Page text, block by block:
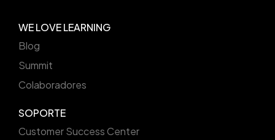
WE LOVE LEARNING
Blog
Summit
Colaboradores
SOPORTE
Customer Success Center